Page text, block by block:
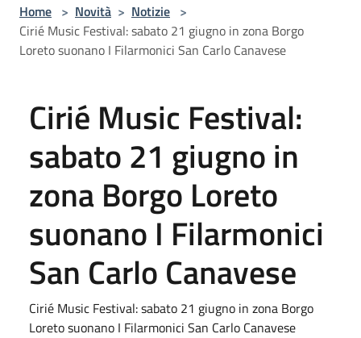
Home > Novità > Notizie >
Cirié Music Festival: sabato 21 giugno in zona Borgo
Loreto suonano I Filarmonici San Carlo Canavese
Cirié Music Festival:
sabato 21 giugno in
zona Borgo Loreto
suonano I Filarmonici
San Carlo Canavese
Cirié Music Festival: sabato 21 giugno in zona Borgo
Loreto suonano I Filarmonici San Carlo Canavese